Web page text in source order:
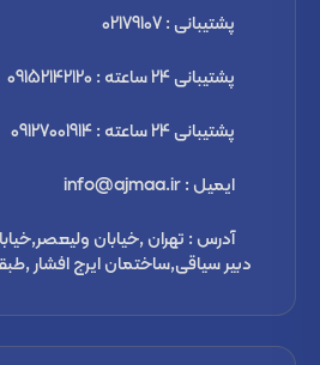
پشتیبانی : 02179107
پشتیبانی 24 ساعته : 09152142120
پشتیبانی 24 ساعته : 09127001914
ایمیل : info@ajmaa.ir
آدرس : تهران ,خیابان
دبیر سیاقی,ساختمان ایرج افشار